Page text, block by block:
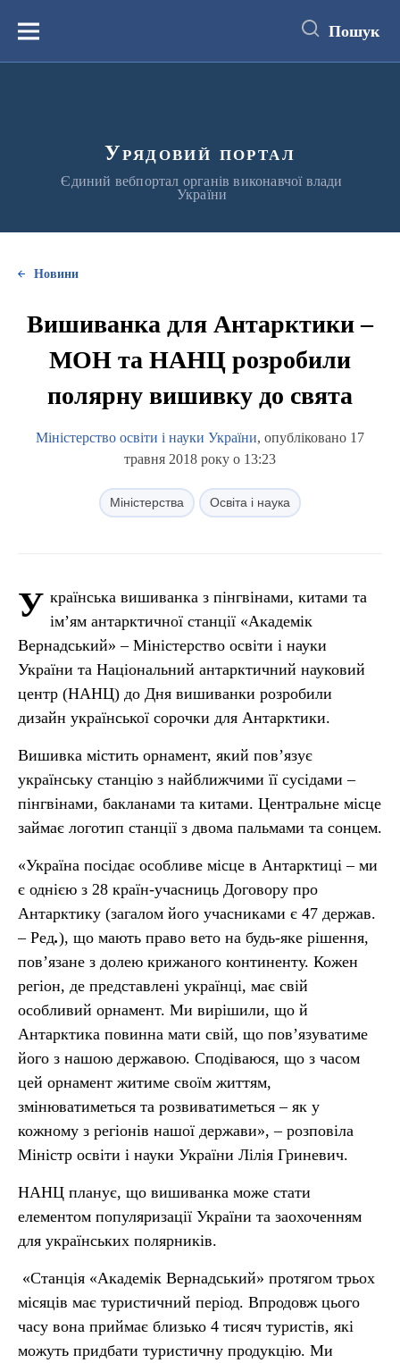
вмістуМеню Пошук
Урядовий портал
Єдиний вебпортал органів виконавчої влади
України
Новини
Вишиванка для Антарктики –
МОН та НАНЦ розробили
полярну вишивку до свята
Міністерство освіти і науки України, опубліковано 17
травня 2018 року о 13:23
Міністерства Освіта і наука
У країнська вишиванка з пінгвінами, китами та
ім’ям антарктичної станції «Академік
Вернадський» – Міністерство освіти і науки
України та Національний антарктичний науковий
центр (НАНЦ) до Дня вишиванки розробили
дизайн української сорочки для Антарктики.
Вишивка містить орнамент, який пов’язує
українську станцію з найближчими її сусідами –
пінгвінами, бакланами та китами. Центральне місце
займає логотип станції з двома пальмами та сонцем.
«Україна посідає особливе місце в Антарктиці – ми
є однією з 28 країн-учасниць Договору про
Антарктику (загалом його учасниками є 47 держав.
– Ред.), що мають право вето на будь-яке рішення,
пов’язане з долею крижаного континенту. Кожен
регіон, де представлені українці, має свій
особливий орнамент. Ми вирішили, що й
Антарктика повинна мати свій, що пов’язуватиме
його з нашою державою. Сподіваюся, що з часом
цей орнамент житиме своїм життям,
змінюватиметься та розвиватиметься – як у
кожному з регіонів нашої держави», – розповіла
Міністр освіти і науки України Лілія Гриневич.
НАНЦ планує, що вишиванка може стати
елементом популяризації України та заохоченням
для українських полярників.
«Станція «Академік Вернадський» протягом трьох
місяців має туристичний період. Впродовж цього
часу вона приймає близько 4 тисяч туристів, які
можуть придбати туристичну продукцію. Ми